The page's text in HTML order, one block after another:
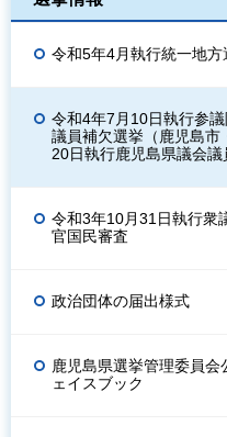
令和5年4月執行統一地方
令和4年7月10日執行参
議員補欠選挙（鹿児島市
20日執行鹿児島県議会議
令和3年10月31日執行衆
官国民審査
政治団体の届出様式
鹿児島県選挙管理委員
ェイスブック